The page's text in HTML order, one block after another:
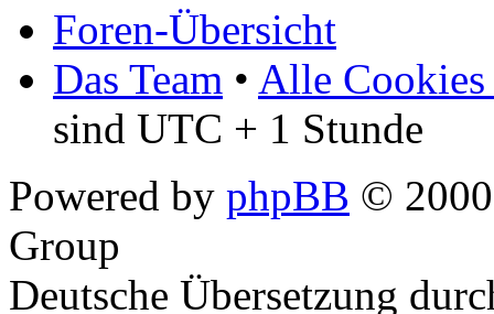
Foren-Übersicht
Das Team • Alle Cookies
sind UTC + 1 Stunde
Powered by phpBB ©
Group
Deutsche Übersetzung